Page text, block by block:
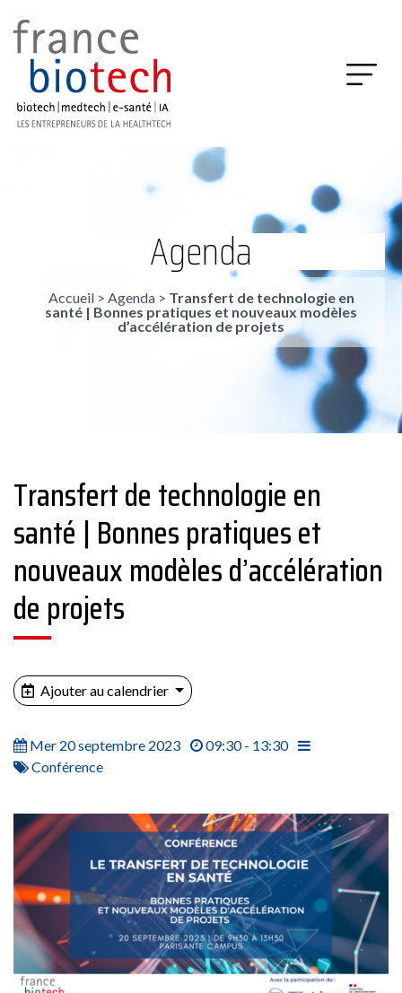
Agenda
Accueil> Agenda> Transfert de technologie en
santé | Bonnes pratiques et nouveaux modèles
d’accélération de projets
Transfert de technologie en
santé | Bonnes pratiques et
nouveaux modèles d’accélération
de projets
Ajouter au calendrier
Mer 20 septembre 2023
09:30 - 13:30
Conférence